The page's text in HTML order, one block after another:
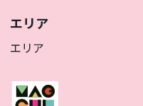
エリア
エリア